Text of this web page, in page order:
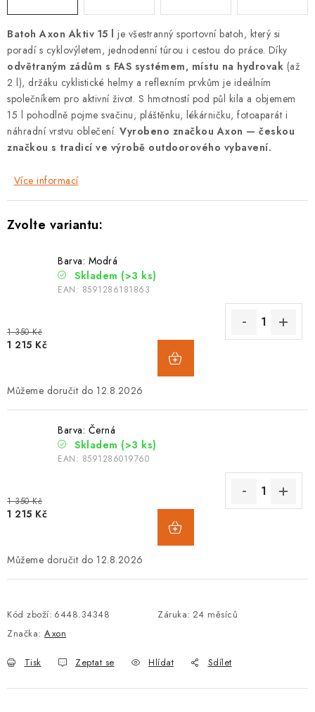
Batoh Axon Aktiv 15 l je všestranný sportovní batoh, který si
poradí s cyklovýletem, jednodenní túrou i cestou do práce. Díky
odvětraným zádům s FAS systémem, místu na hydrovak (až
2 l), držáku cyklistické helmy a reflexním prvkům je ideálním
společníkem pro aktivní život. S hmotností pod půl kila a objemem
15 l pohodlně pojme svačinu, pláštěnku, lékárničku, fotoaparát i
náhradní vrstvu oblečení. Vyrobeno značkou Axon — českou
značkou s tradicí ve výrobě outdoorového vybavení.
Více informací
Barva: Modrá
Skladem (>3 ks)
EAN: 8591286181863
1 350 Kč
1 215 Kč
12.8.2026
Barva: Černá
Skladem (>3 ks)
EAN: 8591286019760
1 350 Kč
1 215 Kč
12.8.2026
Kód zboží: 6448.34348 Záruka: 24 měsíců
Značka: Axon
Tisk Zeptat se Hlídat Sdílet